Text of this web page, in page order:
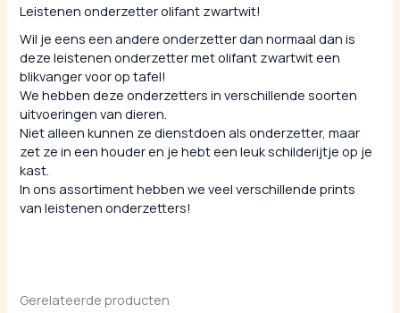
Leistenen onderzetter olifant zwartwit!
Wil je eens een andere onderzetter dan normaal dan is
deze leistenen onderzetter met olifant zwartwit een
blikvanger voor op tafel!
We hebben deze onderzetters in verschillende soorten
uitvoeringen van dieren.
Niet alleen kunnen ze dienstdoen als onderzetter, maar
zet ze in een houder en je hebt een leuk schilderijtje op je
kast.
In ons assortiment hebben we veel verschillende prints
van leistenen onderzetters!
Gerelateerde producten